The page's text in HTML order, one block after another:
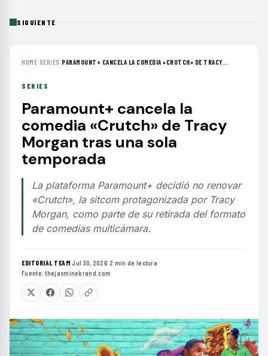
SIGUIENTE
HOME› SERIES ›PARAMOUNT+ CANCELA LA COMEDIA «CRUTCH» DE TRACY...
SERIES
Paramount+ cancela la
comedia «Crutch» de Tracy
Morgan tras una sola
temporada
La plataforma Paramount+ decidió no renovar
«Crutch», la sitcom protagonizada por Tracy
Morgan, como parte de su retirada del formato
de comedias multicámara.
EDITORIAL TEAM·Jul 30, 2026·2 min de lectura·
Fuente:thejasminebrand.com